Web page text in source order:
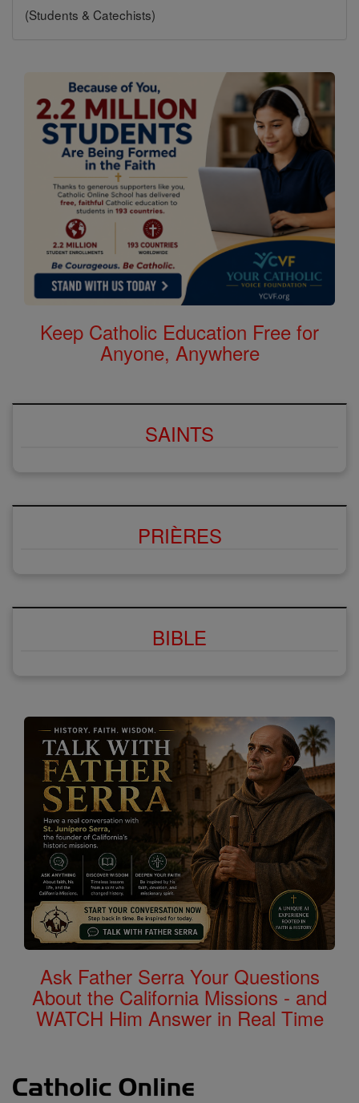
(Students & Catechists)
Keep Catholic Education Free for
Anyone, Anywhere
SAINTS
PRIÈRES
BIBLE
Ask Father Serra Your Questions
About the California Missions - and
WATCH Him Answer in Real Time